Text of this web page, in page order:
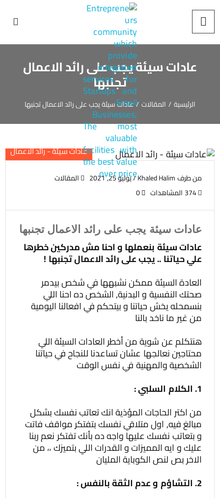
عادات سيئة يجب على رائد الاعمال
تجنبها
الرئيسية/ المقالات/عادات سيئة يجب على رائد الاعمال تجنبها
عادات سيئة - رائد الاعمال
من طرفKhaled Halim
/يوليو 25, 2021
المقالات
374 المشاهدات
عادات سيئة يجب على رائد الاعمال تجنبها
عادات سيئة بنعملها و احنا مش مدركين خطرها
علي حياتنا .. يجب على رائد الاعمال تجنبها !
العادة السيئة ممكن نشبهها في شخص بيدمر
صحتك النفسية و البدنية, الشخص ده احنا اللي
بنسمحله يخش حياتنا و بيتحكم في افعالنا اليومية
من غير ما ناخد بالنا
هنتكلم عن شوية من أخطر العادات السيئة اللي
محتاجين نعالجها عشان تساعدنا للنجاح في حياتنا
الشخصية والمهنية في نفس الوقت
1. الكلام السلبي :
من اكتر الحاجات المؤذية انك تعاتب نفسك بشكل
مبالغ فيه, اول متلاقي نفسك بتفتكر مواقف فاتت
و بتعاتب نفسك عليها واجه ده بأنك تفتكر نعم ربنا
عليك و ايه المميزات و القدرات اللي بتميزك ،، من
الاخر بص لنص الكوباية المليان
2. التشاؤم و عدم الثقة بالنفس :